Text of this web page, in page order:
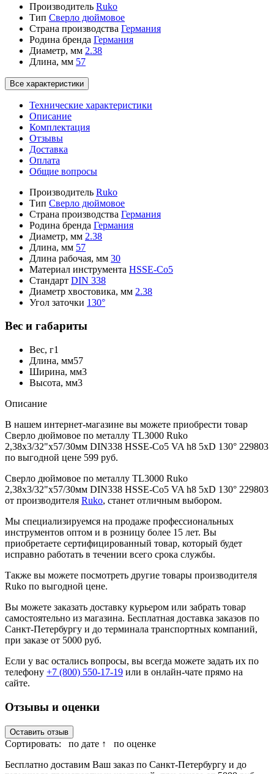
Производитель Ruko
Тип Сверло дюймовое
Страна производства Германия
Родина бренда Германия
Диаметр, мм 2.38
Длина, мм 57
Все характеристики
Технические характеристики
Описание
Комплектация
Отзывы
Доставка
Оплата
Общие вопросы
Производитель Ruko
Тип Сверло дюймовое
Страна производства Германия
Родина бренда Германия
Диаметр, мм 2.38
Длина, мм 57
Длина рабочая, мм 30
Материал инструмента HSSE-Co5
Стандарт DIN 338
Диаметр хвостовика, мм 2.38
Угол заточки 130°
Вес и габариты
Вес, г1
Длина, мм57
Ширина, мм3
Высота, мм3
Описание
В нашем интернет-магазине вы можете приобрести товар
Сверло дюймовое по металлу TL3000 Ruko
2,38x3/32"x57/30мм DIN338 HSSE-Co5 VA h8 5xD 130° 229803
по выгодной цене 599 руб.
Сверло дюймовое по металлу TL3000 Ruko
2,38x3/32"x57/30мм DIN338 HSSE-Co5 VA h8 5xD 130° 229803
от производителя Ruko, станет отличным выбором.
Мы специализируемся на продаже профессиональных
инструментов оптом и в розницу более 15 лет. Вы
приобретаете сертифицированный товар, который будет
исправно работать в течении всего срока службы.
Также вы можете посмотреть другие товары производителя
Ruko по выгодной цене.
Вы можете заказать доставку курьером или забрать товар
самостоятельно из магазина. Бесплатная доставка заказов по
Санкт-Петербургу и до терминала транспортных компаний,
при заказе от 5000 руб.
Если у вас остались вопросы, вы всегда можете задать их по
телефону +7 (800) 550-17-19 или в онлайн-чате прямо на
сайте.
Отзывы и оценки
Оставить отзыв
Сортировать: по дате ↑
по оценке
Бесплатно доставим Ваш заказ по Санкт-Петербургу и до